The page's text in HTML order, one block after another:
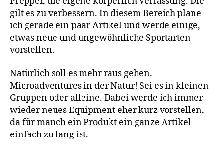
gilt es zu verbessern. In diesem Bereich plane
ich gerade ein paar Artikel und werde einige,
etwas neue und ungewöhnliche Sportarten
vorstellen.
Natürlich soll es mehr raus gehen.
Microadventures in der Natur! Sei es in kleinen
Gruppen oder alleine. Dabei werde ich immer
wieder neues Equipment eher kurz vorstellen,
da für manch ein Produkt ein ganze Artikel
einfach zu lang ist.